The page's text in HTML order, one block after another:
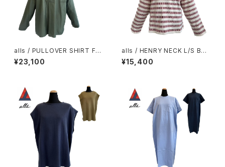
alls / PULLOVER SHIRT FR
AN MILITALY MOLESKIN
¥23,100
alls / HENRY NECK L/S BOR
DER
¥15,400